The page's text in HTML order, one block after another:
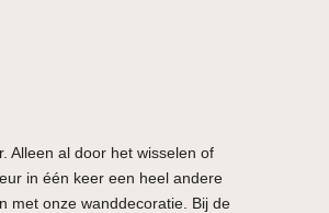
Alleen al door het wisselen of
in één keer een heel andere
met onze wanddecoratie. Bij de